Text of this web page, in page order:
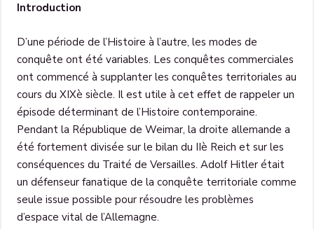
Introduction
D’une période de l’Histoire à l’autre, les modes de
conquête ont été variables. Les conquêtes commerciales
ont commencé à supplanter les conquêtes territoriales au
cours du XIXè siècle. Il est utile à cet effet de rappeler un
épisode déterminant de l’Histoire contemporaine.
Pendant la République de Weimar, la droite allemande a
été fortement divisée sur le bilan du IIè Reich et sur les
conséquences du Traité de Versailles. Adolf Hitler était
un défenseur fanatique de la conquête territoriale comme
seule issue possible pour résoudre les problèmes
d’espace vital de l’Allemagne.